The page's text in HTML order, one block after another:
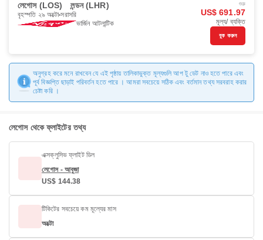
লেগোস (LOS) লন্ডন (LHR)
বৃহস্পতি ২৯ অক্টো সরাসরি
ভার্জিন আটলান্টিক
শুরু
US$ 691.97
মূল্য/ ব্যক্তি
বুক করুন
অনুগ্রহ করে মনে রাখবেন যে এই পৃষ্ঠায় তালিকাভুক্ত মূল্যগুলি আপ টু ডেট নাও হতে পারে এবং
পূর্ব বিজ্ঞপ্তি ছাড়াই পরিবর্তন হতে পারে । আমরা সবচেয়ে সঠিক এবং বর্তমান তথ্য সরবরাহ করার
চেষ্টা করি ।
লেগোস থেকে ফ্লাইটের তথ্য
এক্সক্লুসিভ ফ্লাইট ডিল
লেগোস - আবুজা
US$ 144.38
টিকিটের সবচেয়ে কম মূল্যের মাস
অক্টো